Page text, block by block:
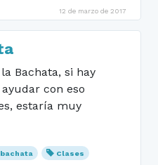
12 de marzo de 2017
Bachata, si hay
con eso
estaría muy
bachata Clases